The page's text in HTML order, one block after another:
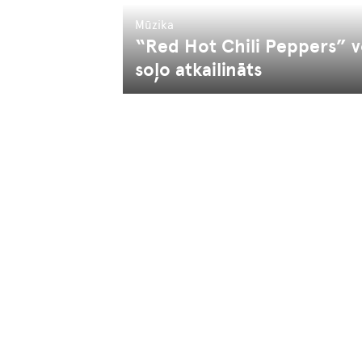
Mūzika
“Red Hot Chili Peppers”
soļo atkailināts